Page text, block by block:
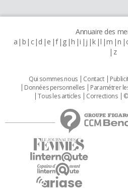
Annuaire des
a b c d e f g h i j k l m n
z
Qui sommes nous Contact
Données personnelles
Paramétrer
Tous les articles
Corrections